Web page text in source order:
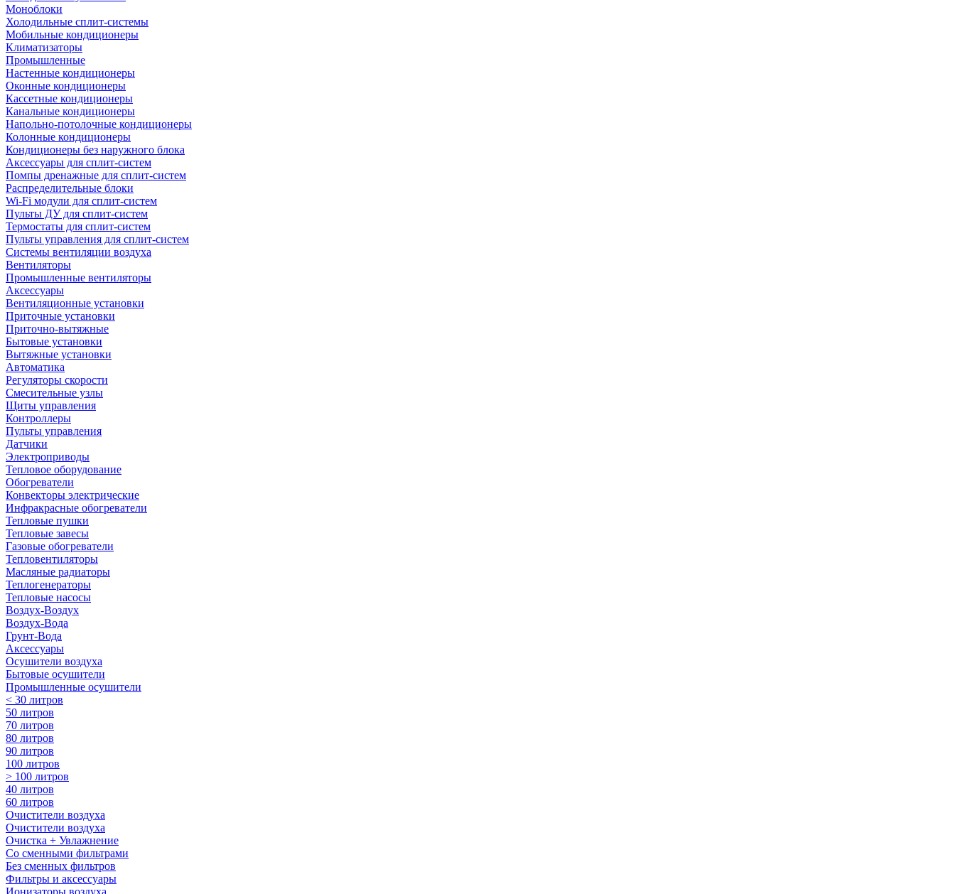
Моноблоки
Холодильные сплит-системы
Мобильные кондиционеры
Климатизаторы
Промышленные
Настенные кондиционеры
Оконные кондиционеры
Кассетные кондиционеры
Канальные кондиционеры
Напольно-потолочные кондиционеры
Колонные кондиционеры
Кондиционеры без наружного блока
Аксессуары для сплит-систем
Помпы дренажные для сплит-систем
Распределительные блоки
Wi-Fi модули для сплит-систем
Пульты ДУ для сплит-систем
Термостаты для сплит-систем
Пульты управления для сплит-систем
Системы вентиляции воздуха
Вентиляторы
Промышленные вентиляторы
Аксессуары
Вентиляционные установки
Приточные установки
Приточно-вытяжные
Бытовые установки
Вытяжные установки
Автоматика
Регуляторы скорости
Смесительные узлы
Щиты управления
Контроллеры
Пульты управления
Датчики
Электроприводы
Тепловое оборудование
Обогреватели
Конвекторы электрические
Инфракрасные обогреватели
Тепловые пушки
Тепловые завесы
Газовые обогреватели
Тепловентиляторы
Масляные радиаторы
Теплогенераторы
Тепловые насосы
Воздух-Воздух
Воздух-Вода
Грунт-Вода
Аксессуары
Осушители воздуха
Бытовые осушители
Промышленные осушители
< 30 литров
50 литров
70 литров
80 литров
90 литров
100 литров
> 100 литров
40 литров
60 литров
Очистители воздуха
Очистители воздуха
Очистка + Увлажнение
Cо сменными фильтрами
Без сменных фильтров
Фильтры и аксессуары
Ионизаторы воздуха